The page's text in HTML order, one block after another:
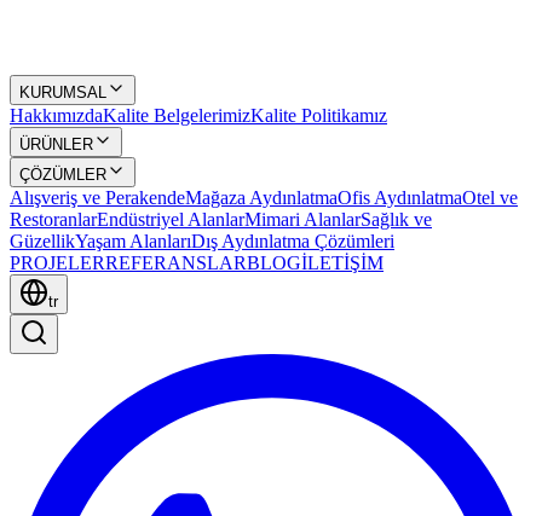
KURUMSAL
HakkımızdaKalite BelgelerimizKalite Politikamız
ÜRÜNLER
ÇÖZÜMLER
Alışveriş ve PerakendeMağaza AydınlatmaOfis AydınlatmaOtel ve
RestoranlarEndüstriyel AlanlarMimari AlanlarSağlık ve
GüzellikYaşam AlanlarıDış Aydınlatma Çözümleri
PROJELERREFERANSLARBLOGİLETİŞİM
tr